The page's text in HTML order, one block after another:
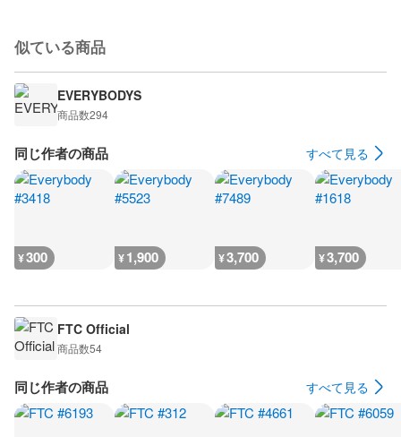
似ている商品
EVERYBODYS
商品数294
同じ作者の商品 すべて見る
¥300 ¥1,900 ¥3,700 ¥3,700
FTC Official
商品数54
同じ作者の商品 すべて見る